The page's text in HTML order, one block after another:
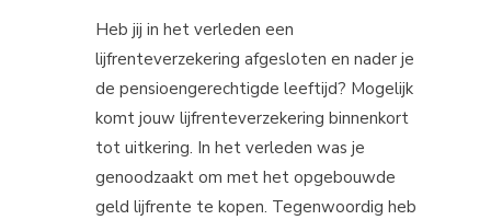
Heb jij in het verleden een
lijfrenteverzekering afgesloten en nader je
de pensioengerechtigde leeftijd? Mogelijk
komt jouw lijfrenteverzekering binnenkort
tot uitkering. In het verleden was je
genoodzaakt om met het opgebouwde
geld lijfrente te kopen. Tegenwoordig heb